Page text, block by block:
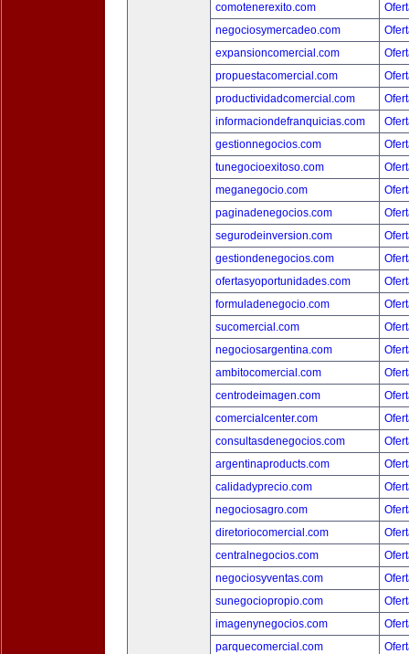
comotenerexito.com
negociosymercadeo.com
expansioncomercial.com
propuestacomercial.com
productividadcomercial.com
informaciondefranquicias.com
gestionnegocios.com
tunegocioexitoso.com
meganegocio.com
paginadenegocios.com
segurodeinversion.com
gestiondenegocios.com
ofertasyoportunidades.com
formuladenegocio.com
sucomercial.com
negociosargentina.com
ambitocomercial.com
centrodeimagen.com
comercialcenter.com
consultasdenegocios.com
argentinaproducts.com
calidadyprecio.com
negociosagro.com
diretoriocomercial.com
centralnegocios.com
negociosyventas.com
sunegociopropio.com
imagenynegocios.com
parquecomercial.com